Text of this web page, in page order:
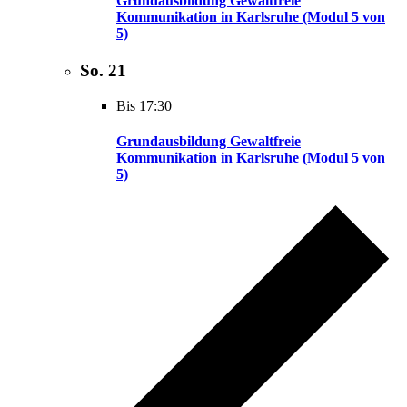
Kommunikation in Karlsruhe (Modul 5 von
5)
So. 21
Bis 17:30
Grundausbildung Gewaltfreie
Kommunikation in Karlsruhe (Modul 5 von
5)